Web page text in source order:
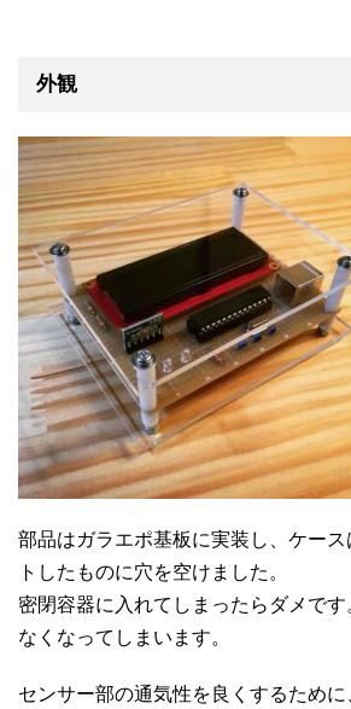
外観
部品はガラエポ基板に実装し、ケー
トしたものに穴を空けました。
密閉容器に入れてしまったらダメで
なくなってしまいます。
センサー部の通気性を良くするため